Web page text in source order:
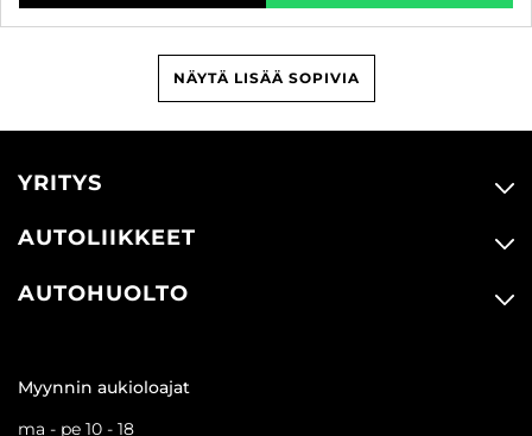
NÄYTÄ LISÄÄ SOPIVIA
YRITYS
AUTOLIIKKEET
AUTOHUOLTO
Myynnin aukioloajat
ma - pe 10 - 18